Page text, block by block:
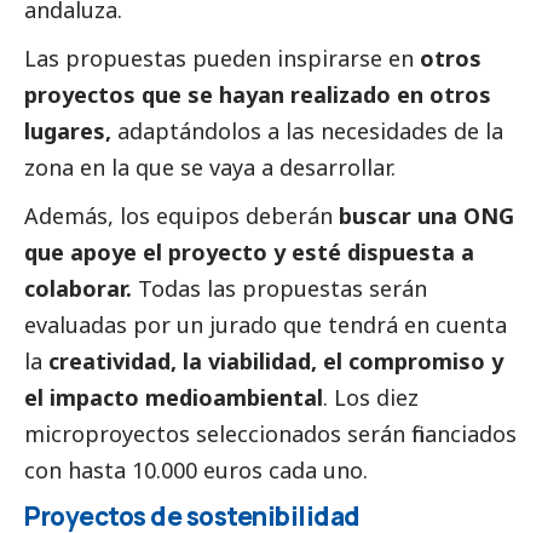
andaluza.
Las propuestas pueden inspirarse en otros
proyectos que se hayan realizado en otros
lugares, adaptándolos a las necesidades de la
zona en la que se vaya a desarrollar.
Además, los equipos deberán buscar una ONG
que apoye el proyecto y esté dispuesta a
colaborar. Todas las propuestas serán
evaluadas por un jurado que tendrá en cuenta
la creatividad, la viabilidad, el compromiso y
el impacto medioambiental. Los diez
microproyectos seleccionados serán financiados
con hasta 10.000 euros cada uno.
Proyectos de sostenibilidad